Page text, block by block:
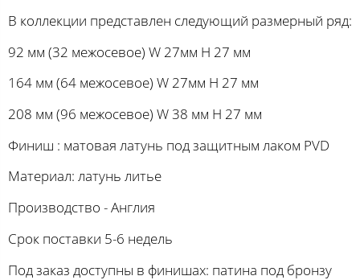
В коллекции представлен следующий размерный ряд:
92 мм (32 межосевое) W 27мм H 27 мм
164 мм (64 межосевое) W 27мм H 27 мм
208 мм (96 межосевое) W 38 мм H 27 мм
Финиш : матовая латунь под защитным лаком PVD
Материал: латунь литье
Производство - Англия
Срок поставки 5-6 недель
Под заказ доступны в финишах: патина под бронзу